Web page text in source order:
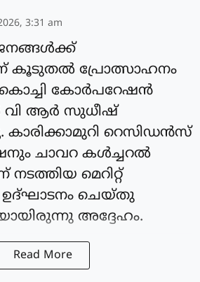
3:31 am
കൂടുതൽ പ്രോത്സാഹനം
കോർപറേഷൻ
വി ആർ സുധീഷ്
കാരിക്കാമുറി റെസിഡൻസ്
ചാവറ കൾച്ചറൽ
നടത്തിയ മെറിറ്റ്
ഉദ്ഘാടനം ചെയ്തു
അദ്ദേഹം.
Read More